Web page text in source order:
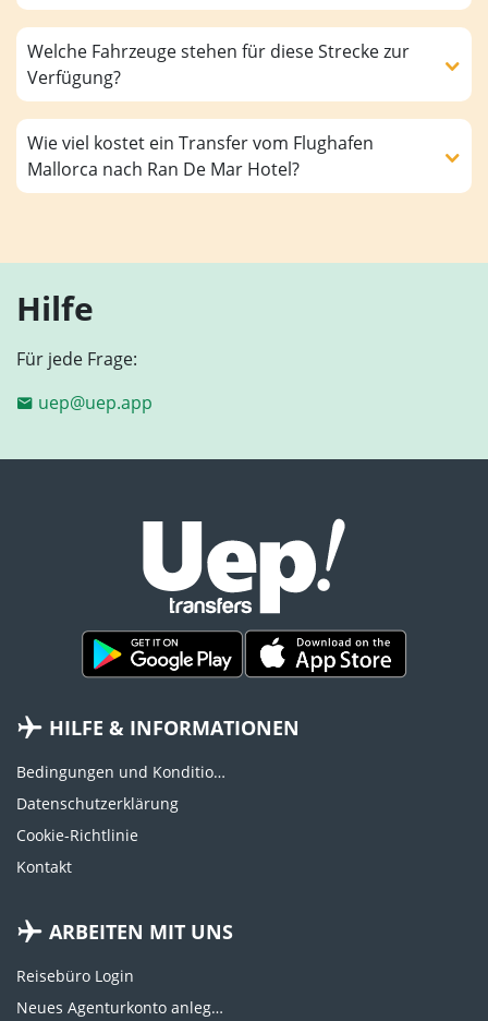
Welche Fahrzeuge stehen für diese Strecke zur
Verfügung?
Wie viel kostet ein Transfer vom Flughafen
Mallorca nach Ran De Mar Hotel?
Hilfe
Für jede Frage:
uep@uep.app
HILFE & INFORMATIONEN
Bedingungen und Konditionen
Datenschutzerklärung
Cookie-Richtlinie
Kontakt
ARBEITEN MIT UNS
Reisebüro Login
Neues Agenturkonto anlegen